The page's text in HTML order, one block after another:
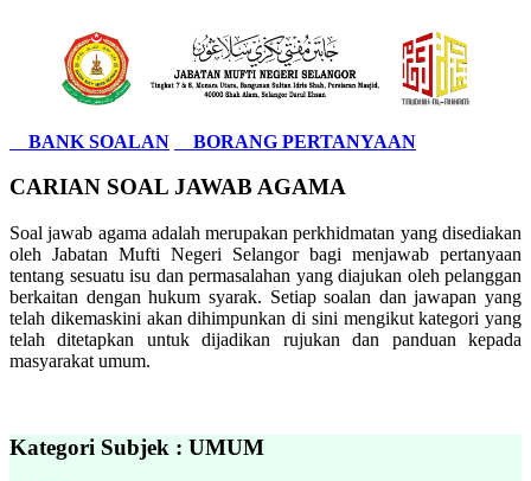
BANK SOALAN BORANG PERTANYAAN
CARIAN SOAL JAWAB AGAMA
Soal jawab agama adalah merupakan perkhidmatan yang disediakan
oleh Jabatan Mufti Negeri Selangor bagi menjawab pertanyaan
tentang sesuatu isu dan permasalahan yang diajukan oleh pelanggan
berkaitan dengan hukum syarak. Setiap soalan dan jawapan yang
telah dikemaskini akan dihimpunkan di sini mengikut kategori yang
telah ditetapkan untuk dijadikan rujukan dan panduan kepada
masyarakat umum.
Kategori Subjek : UMUM